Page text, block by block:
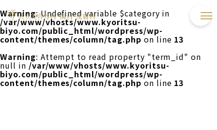
Warning: Undefined variable $category in
/var/www/vhosts/www.kyoritsu-
biyo.com/public_html/wordpress/wp-
content/themes/column/tag.php on line 13
Warning: Attempt to read property "term_id" on
null in /var/www/vhosts/www.kyoritsu-
biyo.com/public_html/wordpress/wp-
content/themes/column/tag.php on line 13